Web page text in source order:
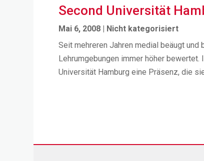
Second Universität
Mai 6, 2008 | Nicht kategorisiert
Seit mehreren Jahren medial beäugt
Lehrumgebungen immer höher
Universität Hamburg eine Präsenz, die